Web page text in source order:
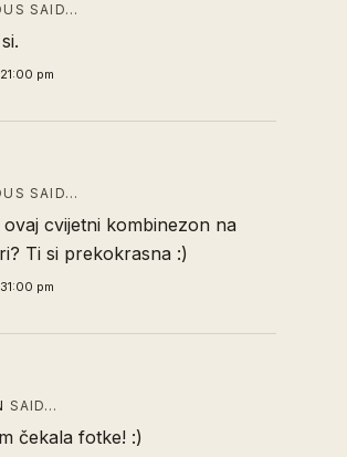
SAID…
pm
SAID…
ovaj cvijetni kombinezon na
Ti si prekokrasna :)
pm
SAID…
čekala fotke! :)